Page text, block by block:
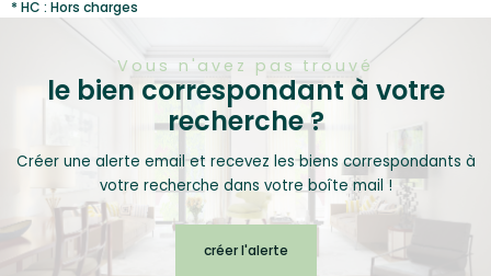
* HC : Hors charges
Vous n'avez pas trouvé
le bien correspondant à votre
recherche ?
Créer une alerte email et recevez les biens correspondants à
votre recherche dans votre boîte mail !
créer l'alerte